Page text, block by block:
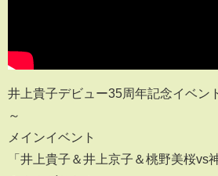
井上貴子デビュー35周年記念イベン
～
メインイベント
「井上貴子＆井上京子＆桃野美桜vs